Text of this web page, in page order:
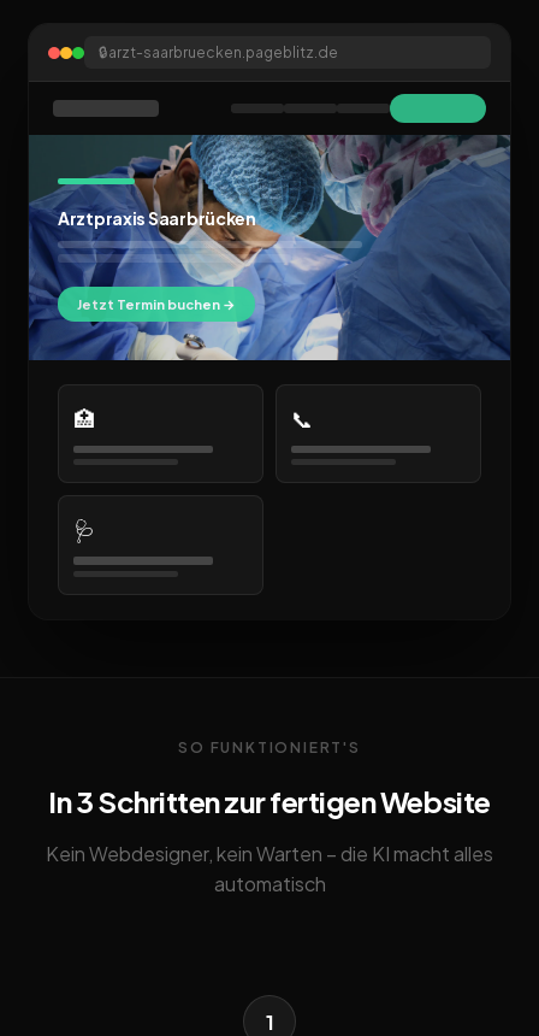
🔒arzt-saarbruecken.pageblitz.de
Arztpraxis Saarbrücken
Jetzt Termin buchen →
🏥 📞
🩺
SO FUNKTIONIERT'S
In 3 Schritten zur fertigen Website
Kein Webdesigner, kein Warten – die KI macht alles
automatisch
1